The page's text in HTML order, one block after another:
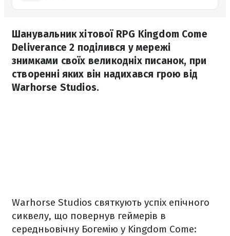
Шанувальник хітової RPG Kingdom Come
Deliverance 2 поділився у мережі
знимками своїх великодніх писанок, при
створенні яких він надихався грою від
Warhorse Studios.
Warhorse Studios святкують успіх епічного
сиквелу, що повернув геймерів в
середньовічну Богемію у Kingdom Come: